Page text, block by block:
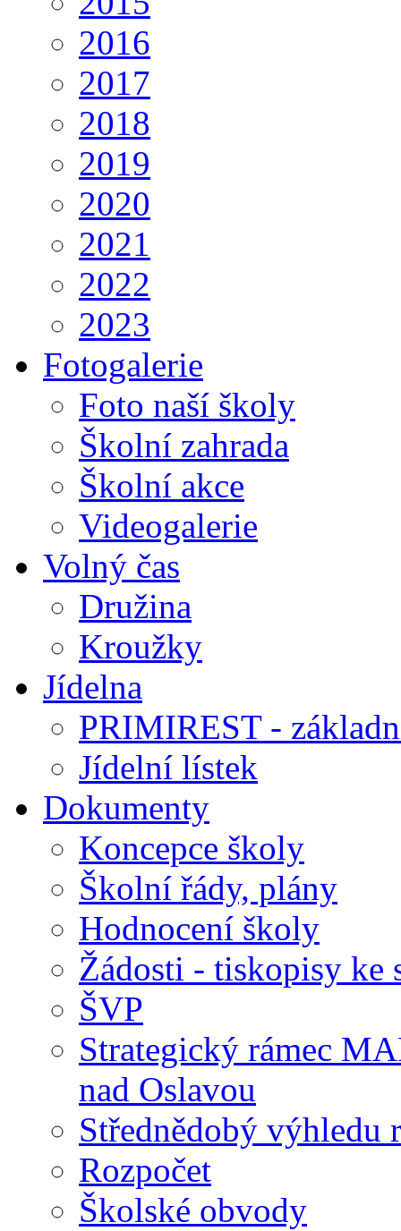
2016
2017
2018
2019
2020
2021
2022
2023
Fotogalerie
Foto naší školy
Školní zahrada
Školní akce
Videogalerie
Volný čas
Družina
Kroužky
Jídelna
PRIMIREST -
Jídelní lístek
Dokumenty
Koncepce školy
Školní řády, plány
Hodnocení školy
Žádosti - tiskopisy ke
ŠVP
Strategický rámec
nad Oslavou
Střednědobý výhledu
Rozpočet
Školské obvody